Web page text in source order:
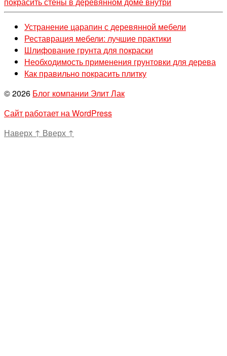
Устранение царапин с деревянной мебели
Реставрация мебели: лучшие практики
Шлифование грунта для покраски
Необходимость применения грунтовки для дерева
Как правильно покрасить плитку
© 2026 Блог компании Элит Лак
Сайт работает на WordPress
Наверх ↑ Вверх ↑